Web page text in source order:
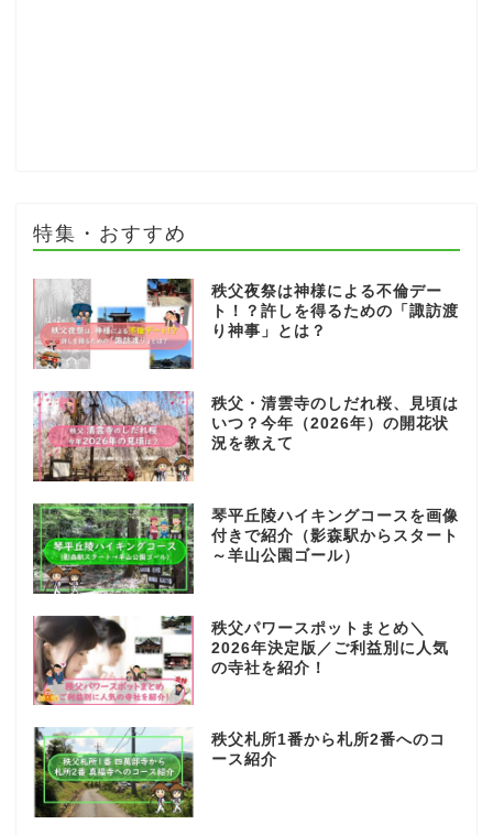
特集・おすすめ
秩父夜祭は神様による不倫デー
ト！？許しを得るための「諏訪渡
り神事」とは？
秩父・清雲寺のしだれ桜、見頃は
いつ？今年（2026年）の開花状
況を教えて
琴平丘陵ハイキングコースを画像
付きで紹介（影森駅からスタート
～羊山公園ゴール）
秩父パワースポットまとめ＼
2026年決定版／ご利益別に人気
の寺社を紹介！
秩父札所1番から札所2番へのコ
ース紹介